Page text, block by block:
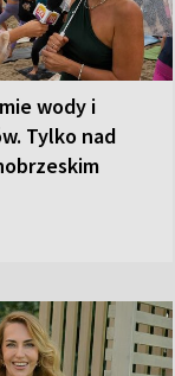
wody i
Tylko nad